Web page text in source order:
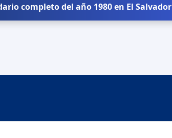
completo del año 1980 en El Salvador